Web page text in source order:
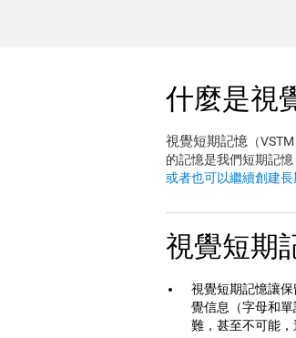
什麼是視
視覺短期記憶 （
的記憶是我們短期記
或者也可以繼續創建長
視覺短期
視覺短期記憶讓
覺信息（字母和
難，甚至不可能，